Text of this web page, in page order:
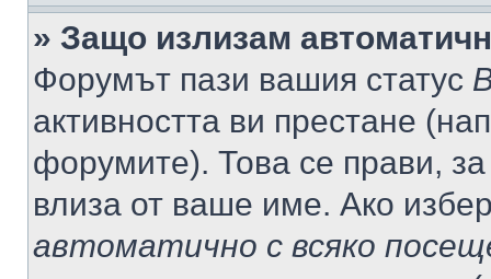
» Защо излизам
Форумът пази вашия статус
активността ви престане
форумите). Това се прави,
влиза от ваше име. Ако
автоматично с всяко